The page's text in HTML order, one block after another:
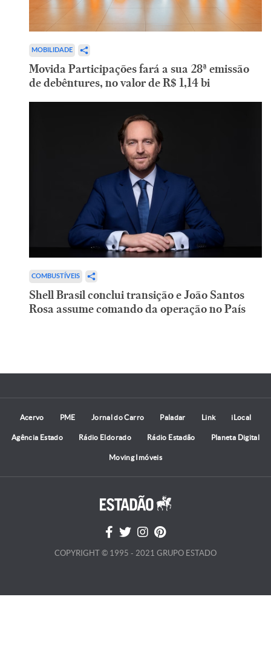
MOBILIDADE
Movida Participações fará a sua 28ª emissão
de debêntures, no valor de R$ 1,14 bi
COMBUSTÍVEIS
Shell Brasil conclui transição e João Santos
Rosa assume comando da operação no País
Acervo PME Jornal do Carro Paladar Link iLocal
Agência Estado Rádio Eldorado Rádio Estadão Planeta Digital
Moving Imóveis
COPYRIGHT © 1995 - 2021 GRUPO ESTADO